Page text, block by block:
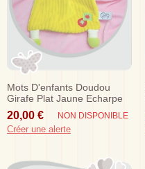
Mots D'enfants Doudou
Girafe Plat Jaune Echarpe
Bleu Sos
20,00 € NON DISPONIBLE
Créer une alerte